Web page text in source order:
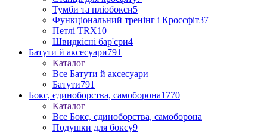
Тумби та пліобокси5
Функціональний тренінг і Кроссфіт37
Петлі TRX10
Швидкісні бар'єри4
Батути й аксесуари791
Каталог
Все Батути й аксесуари
Батути791
Бокс, єдиноборства, самоборона1770
Каталог
Все Бокс, єдиноборства, самоборона
Подушки для боксу9